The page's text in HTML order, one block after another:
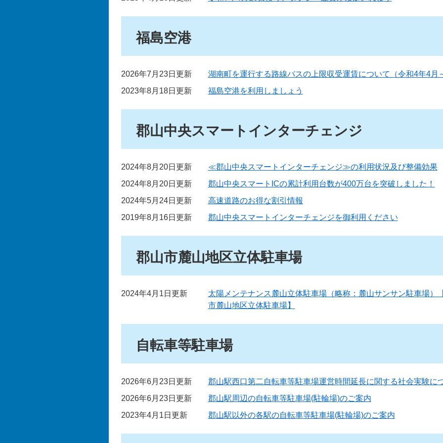
福島空港
2026年7月23日更新
湖南町を運行する路線バスの上限収受運賃について（令和4年4月
2023年8月18日更新
福島空港を利用しましょう
郡山中央スマートインターチェンジ
2024年8月20日更新
≪郡山中央スマートインターチェンジ≫の利用状況及び整備効果
2024年8月20日更新
郡山中央スマートICの累計利用台数が400万台を突破しました！
2024年5月24日更新
高速道路のお得な割引情報
2019年8月16日更新
郡山中央スマートインターチェンジを御利用ください
郡山市麓山地区立体駐車場
2024年4月1日更新
太陽メンテナンス麓山立体駐車場（略称：麓山サンサン駐車場）
市麓山地区立体駐車場】
自転車等駐車場
2026年6月23日更新
郡山駅西口第二自転車等駐車場運営時間延長に関する社会実験に
2026年6月23日更新
郡山駅周辺の自転車等駐車場(駐輪場)のご案内
2023年4月1日更新
郡山駅以外の各駅の自転車等駐車場(駐輪場)のご案内